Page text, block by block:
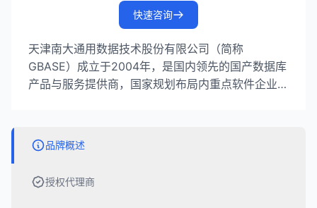
快速咨询
天津南大通用数据技术股份有限公司（简称
GBASE）成立于2004年，是国内领先的国产数据库
产品与服务提供商，国家规划布局内重点软件企业。
融、电信、政务、能源、交通、国防军工等百余个行
业上万家用户提供服务。
品牌概述
授权代理商